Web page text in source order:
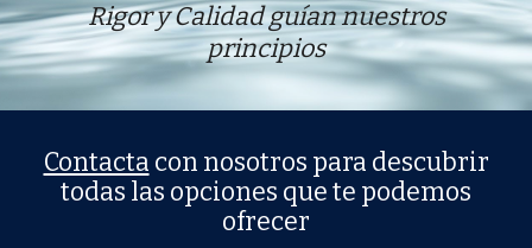
Rigor y Calidad guían nuestros
principios
Contacta con nosotros para descubrir
todas las opciones que te podemos
ofrecer